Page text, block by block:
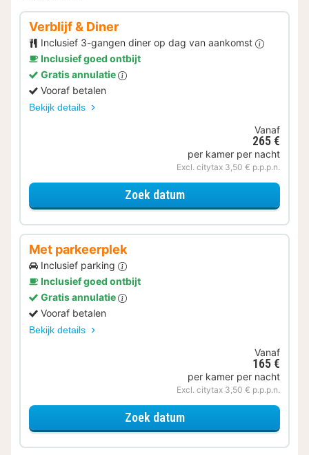
Verblijf & Diner
Inclusief 3-gangen diner op dag van aankomst
Inclusief goed ontbijt
Gratis annulatie
Vooraf betalen
Bekijk details
Vanaf
265 €
per kamer per nacht
Excl. citytax 3,50 € p.p.p.n.
Zoek datumvoor Verblijf & Diner
Met parkeerplek
Inclusief parking
Inclusief goed ontbijt
Gratis annulatie
Vooraf betalen
Bekijk details
Vanaf
165 €
per kamer per nacht
Excl. citytax 3,50 € p.p.p.n.
Zoek datumvoor Met parkeerplek